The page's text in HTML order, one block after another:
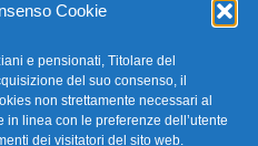
Cookie
e pensionati, Titolare del
del suo consenso, il
non strettamente necessari al
linea con le preferenze dell’utente
dei visitatori del sito web.